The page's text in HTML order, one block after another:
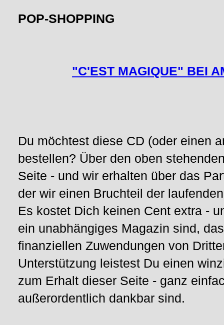
POP-SHOPPING
"C'EST MAGIQUE" BEI
Du möchtest diese CD (oder einen
bestellen? Über den oben
Seite - und wir erhalten über das
der wir einen Bruchteil der
Es kostet Dich keinen Cent extra -
ein unabhängiges Magazin sind,
finanziellen Zuwendungen von
Unterstützung leistest Du einen
zum Erhalt dieser Seite - ganz
außerordentlich dankbar sind.